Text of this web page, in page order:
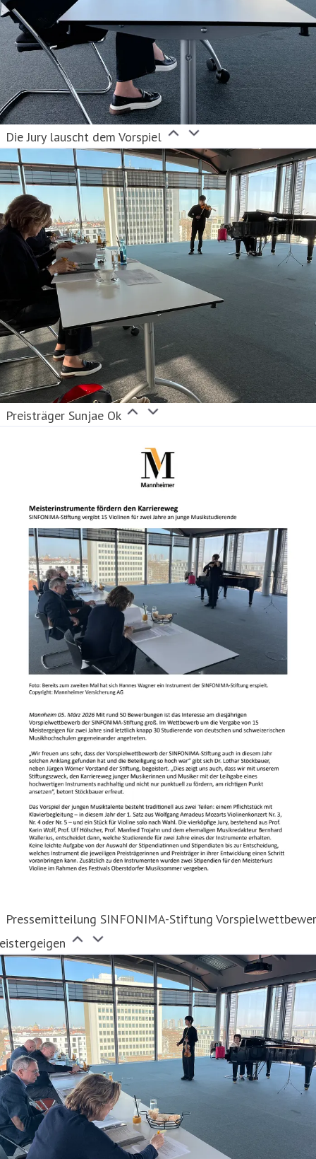
Die Jury lauscht dem Vorspiel
Preisträger Sunjae Ok
Pressemitteilung SINFONIMA-Stiftung